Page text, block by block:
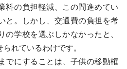
料の負担軽減、この間進めてい
と。しかし、交通費の負担を考
の学校を選ぶしかなかったと、
れているわけです。
でにすることは、子供の移動権